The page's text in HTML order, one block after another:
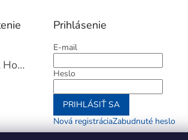
Perfect Home Tĺčik na mäso so sekáčikom, 56893
produktu je 5 z 5 hviezdičiek.
Prihlásenie
E-mail
Heslo
PRIHLÁSIŤ SA
Nová registráciaZabudnuté heslo